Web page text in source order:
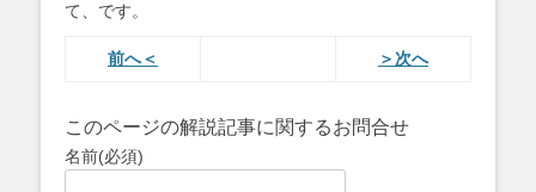
て、です。
前へ＜ ＞次へ
このページの解説記事に関するお問合せ
名前(必須)